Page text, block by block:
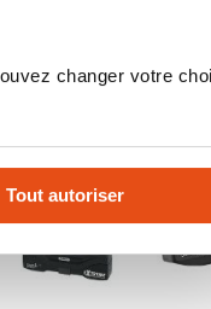
changer votre
Tout autoriser